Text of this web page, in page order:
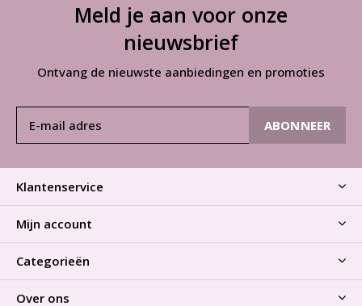
Meld je aan voor onze
nieuwsbrief
Ontvang de nieuwste aanbiedingen en promoties
ABONNEER
Klantenservice
Mijn account
Categorieën
Over ons